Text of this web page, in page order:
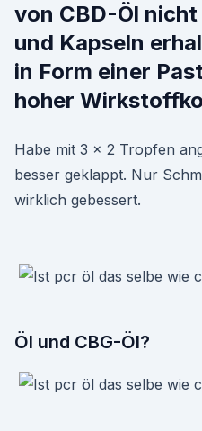
von CBD-Öl
und Kapseln
in Form einer
hoher
Habe mit 3 x 2 Tropfen
besser geklappt. Nur
wirklich gebessert.
Öl und CBG-Öl?